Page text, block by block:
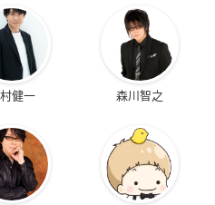
まで収録計370P
ら
V
健一 森川智之